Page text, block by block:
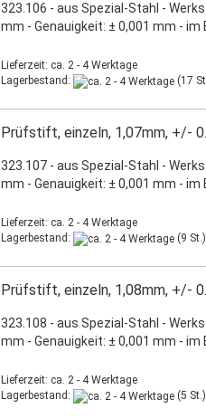
323.106 - aus Spezial-Stahl -
mm - Genauigkeit: ± 0,001 mm - im
Lieferzeit: ca. 2 - 4 Werktage
Lagerbestand:
(17
Prüfstift, einzeln, 1,07mm, +/-
323.107 - aus Spezial-Stahl -
mm - Genauigkeit: ± 0,001 mm - im
Lieferzeit: ca. 2 - 4 Werktage
Lagerbestand:
(9
Prüfstift, einzeln, 1,08mm, +/-
323.108 - aus Spezial-Stahl -
mm - Genauigkeit: ± 0,001 mm - im
Lieferzeit: ca. 2 - 4 Werktage
Lagerbestand:
(5